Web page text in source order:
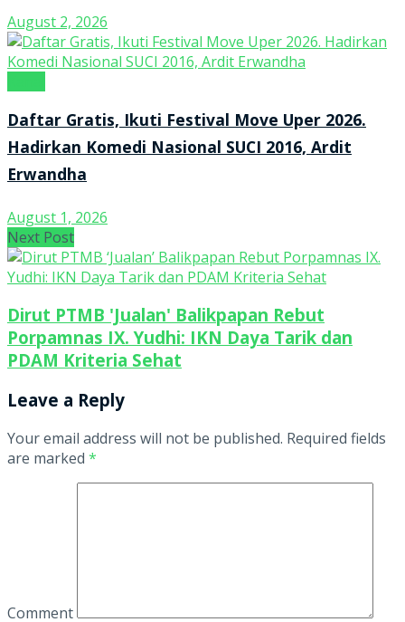
August 2, 2026
Daftar Gratis, Ikuti Festival Move Uper 2026.
Hadirkan Komedi Nasional SUCI 2016, Ardit
Erwandha
August 1, 2026
Next Post
Dirut PTMB 'Jualan' Balikpapan Rebut
Porpamnas IX. Yudhi: IKN Daya Tarik dan
PDAM Kriteria Sehat
Leave a Reply
Your email address will not be published. Required fields
are marked *
Comment